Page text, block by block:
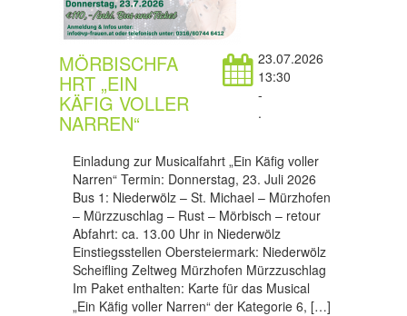
MÖRBISCHFA
HRT „EIN
KÄFIG VOLLER
NARREN“
23.07.2026
13:30
-
.
Einladung zur Musicalfahrt „Ein Käfig voller
Narren“ Termin: Donnerstag, 23. Juli 2026
Bus 1: Niederwölz – St. Michael – Mürzhofen
– Mürzzuschlag – Rust – Mörbisch – retour
Abfahrt: ca. 13.00 Uhr in Niederwölz
Einstiegsstellen Obersteiermark: Niederwölz
Scheifling Zeltweg Mürzhofen Mürzzuschlag
Im Paket enthalten: Karte für das Musical
„Ein Käfig voller Narren“ der Kategorie 6, […]